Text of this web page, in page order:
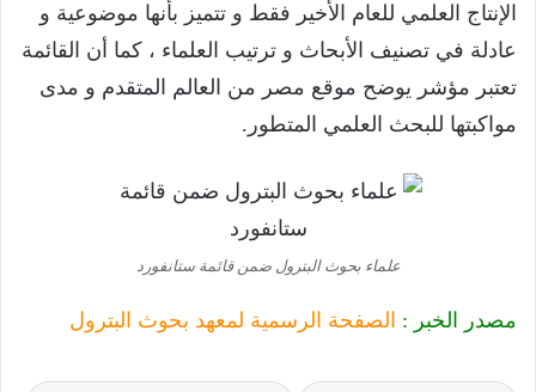
الإنتاج العلمي للعام الأخير فقط و تتميز بأنها موضوعية و
عادلة في تصنيف الأبحاث و ترتيب العلماء ، كما أن القائمة
تعتبر مؤشر يوضح موقع مصر من العالم المتقدم و مدى
مواكبتها للبحث العلمي المتطور.
علماء بحوث البترول ضمن قائمة ستانفورد
مصدر الخبر : الصفحة الرسمية لمعهد بحوث البترول